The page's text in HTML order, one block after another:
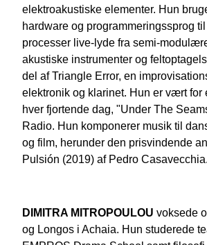
elektroakustiske elementer. Hun
hardware og programmeringssprog
processer live-lyde fra semi-
akustiske instrumenter og
del af Triangle Error, en
elektronik og klarinet. Hun er vært for
hver fjortende dag, "Under The
Radio. Hun komponerer musik til
og film, herunder den prisvindende
Pulsión (2019) af Pedro Casavecchia.
DIMITRA MITROPOULOU voksede
og Longos i Achaia. Hun studerede